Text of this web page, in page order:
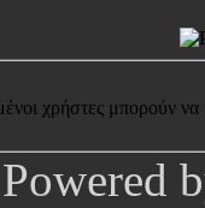
χρήστες μπορούν
Powered